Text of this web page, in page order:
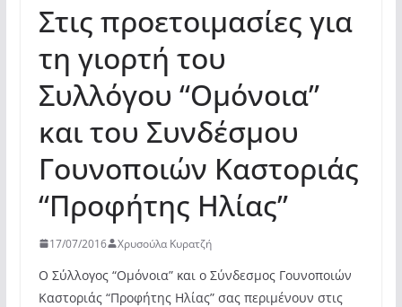
Στις προετοιμασίες για
τη γιορτή του
Συλλόγου “Ομόνοια”
και του Συνδέσμου
Γουνοποιών Καστοριάς
“Προφήτης Ηλίας”
17/07/2016 Χρυσούλα Κυρατζή
Ο Σύλλογος “Ομόνοια” και ο Σύνδεσμος Γουνοποιών
Καστοριάς “Προφήτης Ηλίας” σας περιμένουν στις